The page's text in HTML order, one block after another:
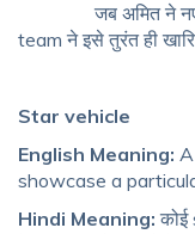
जब अमित ने नए
team ने इसे तुरंत ही
Star vehicle
English Meaning:
showcase a
Hindi Meaning: